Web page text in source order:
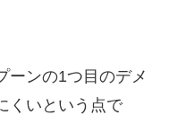
ーンの1つ目のデメ
くいという点で